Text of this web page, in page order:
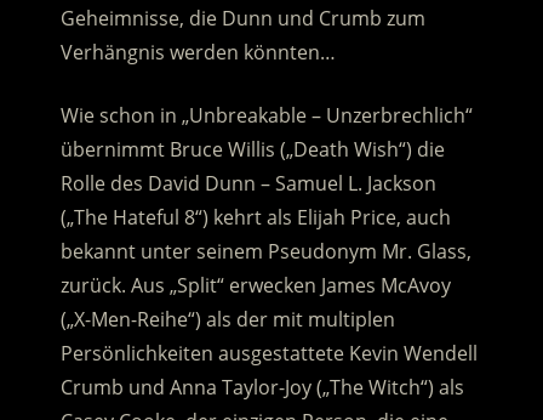
Geheimnisse, die Dunn und Crumb zum
Verhängnis werden könnten…
Wie schon in „Unbreakable – Unzerbrechlich“
übernimmt Bruce Willis („Death Wish“) die
Rolle des David Dunn – Samuel L. Jackson
(„The Hateful 8“) kehrt als Elijah Price, auch
bekannt unter seinem Pseudonym Mr. Glass,
zurück. Aus „Split“ erwecken James McAvoy
(„X-Men-Reihe“) als der mit multiplen
Persönlichkeiten ausgestattete Kevin Wendell
Crumb und Anna Taylor-Joy („The Witch“) als